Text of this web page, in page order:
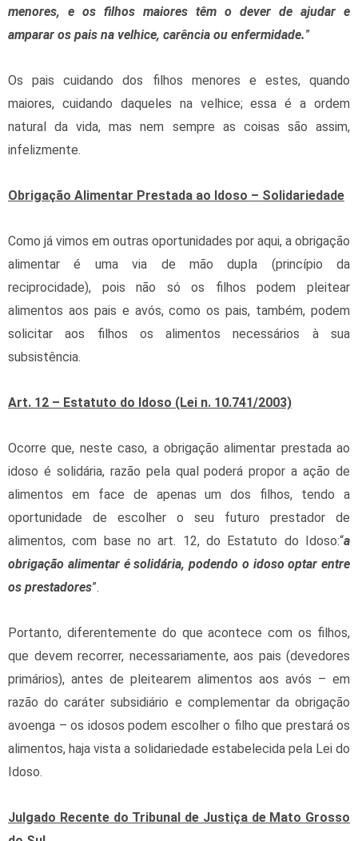
menores, e os filhos maiores têm o dever de ajudar e
amparar os pais na velhice, carência ou enfermidade.”
Os pais cuidando dos filhos menores e estes, quando
maiores, cuidando daqueles na velhice; essa é a ordem
natural da vida, mas nem sempre as coisas são assim,
infelizmente.
Obrigação Alimentar Prestada ao Idoso – Solidariedade
Como já vimos em outras oportunidades por aqui, a obrigação
alimentar é uma via de mão dupla (princípio da
reciprocidade), pois não só os filhos podem pleitear
alimentos aos pais e avós, como os pais, também, podem
solicitar aos filhos os alimentos necessários à sua
subsistência.
Art. 12 – Estatuto do Idoso (Lei n. 10.741/2003)
Ocorre que, neste caso, a obrigação alimentar prestada ao
idoso é solidária, razão pela qual poderá propor a ação de
alimentos em face de apenas um dos filhos, tendo a
oportunidade de escolher o seu futuro prestador de
alimentos, com base no art. 12, do Estatuto do Idoso:“a
obrigação alimentar é solidária, podendo o idoso optar entre
os prestadores”.
Portanto, diferentemente do que acontece com os filhos,
que devem recorrer, necessariamente, aos pais (devedores
primários), antes de pleitearem alimentos aos avós – em
razão do caráter subsidiário e complementar da obrigação
avoenga – os idosos podem escolher o filho que prestará os
alimentos, haja vista a solidariedade estabelecida pela Lei do
Idoso.
Julgado Recente do Tribunal de Justiça de Mato Grosso